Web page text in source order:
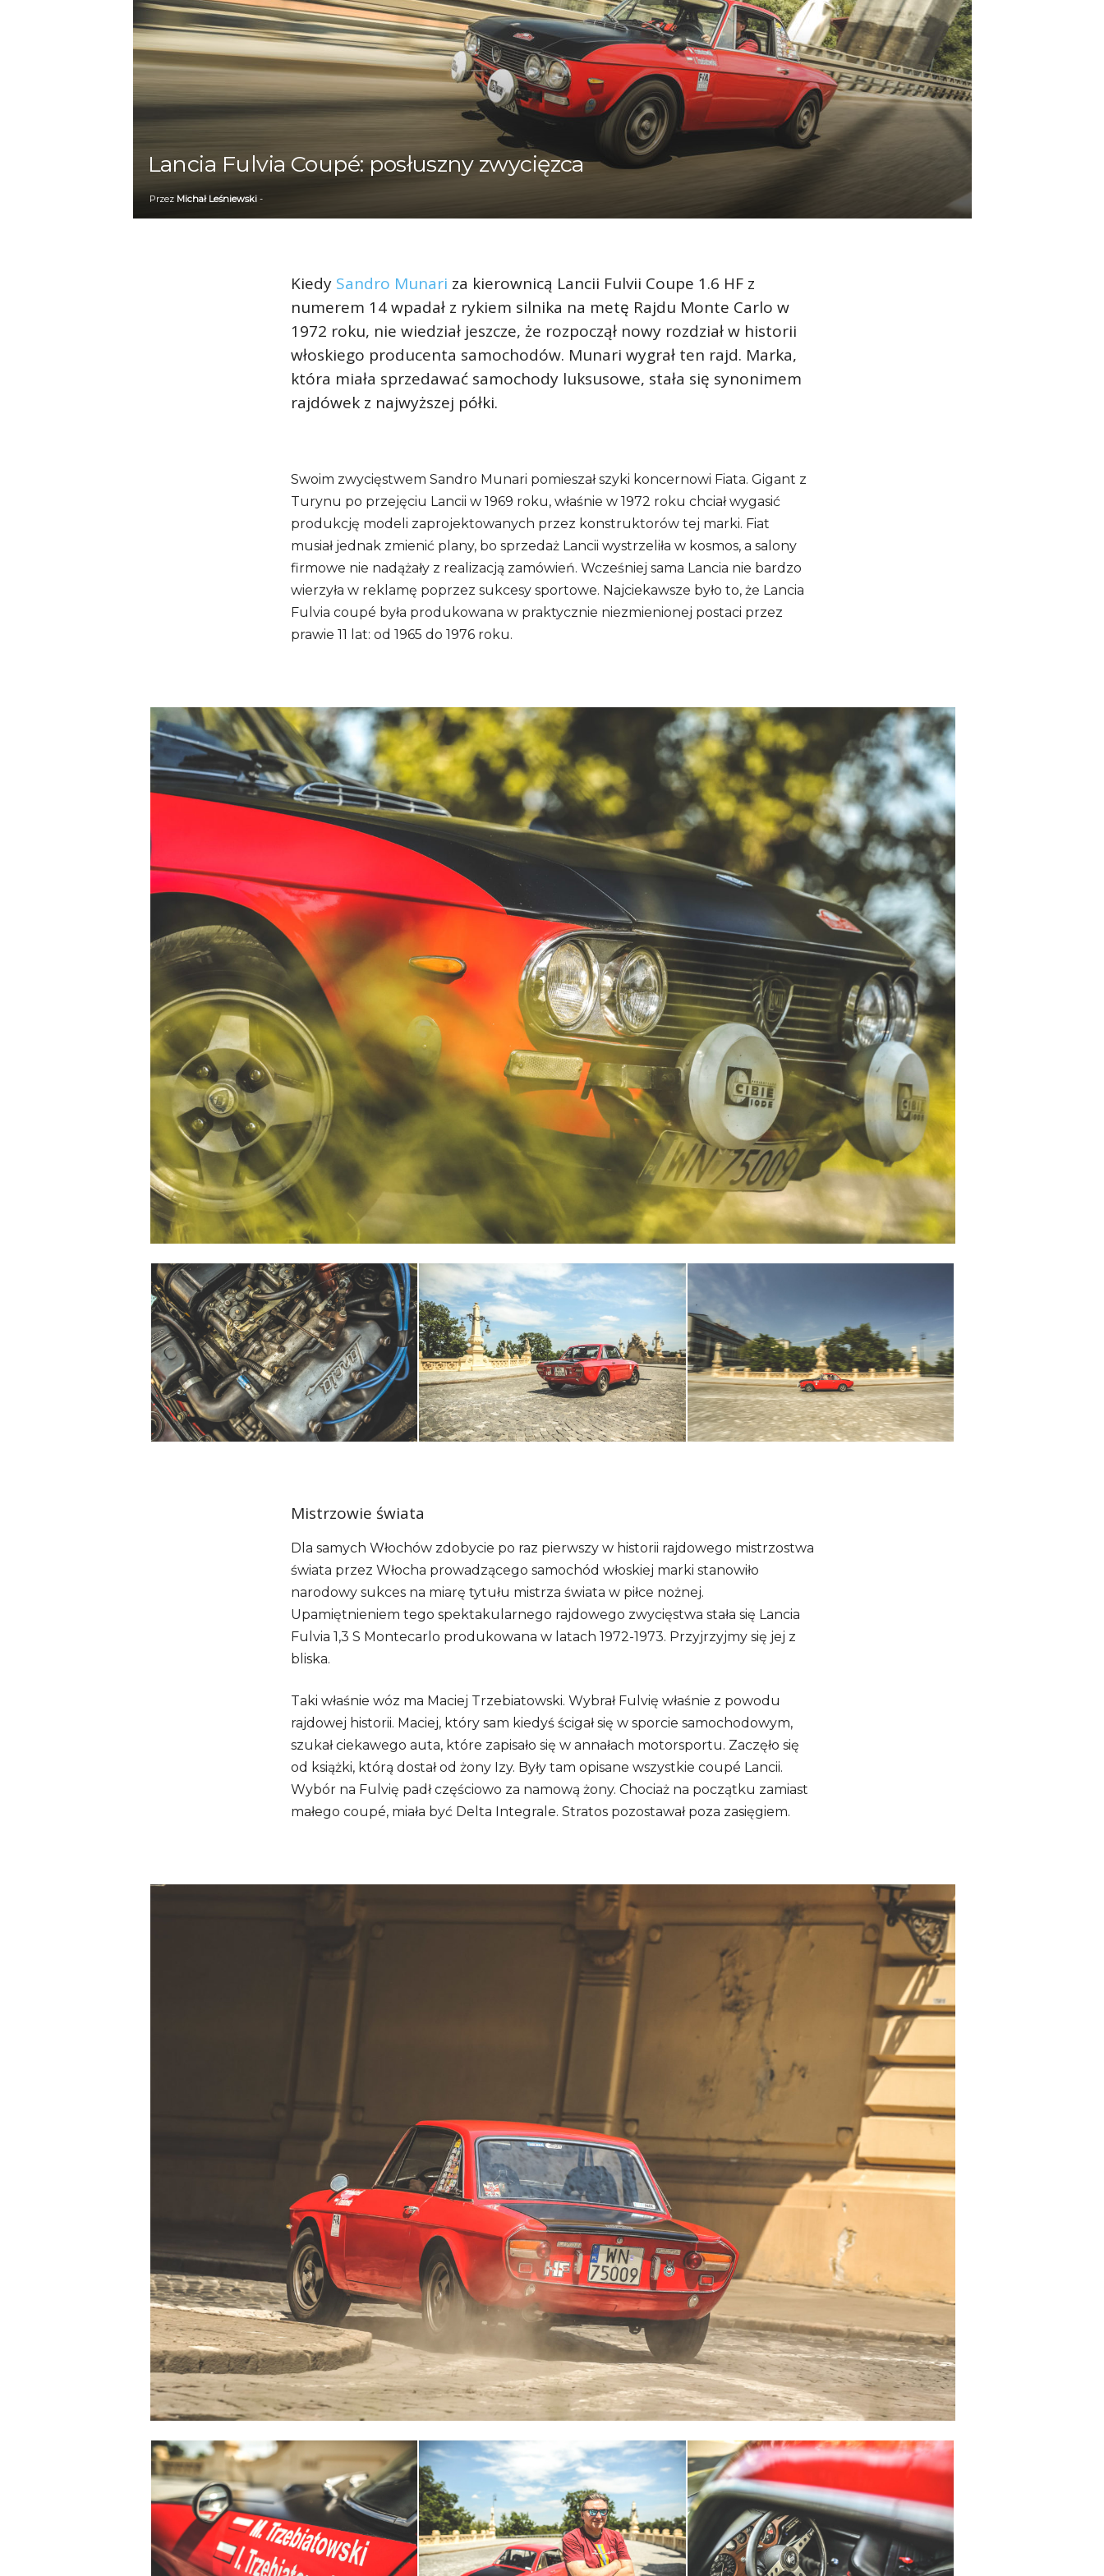
Lancia Fulvia Coupé: posłuszny zwycięzca
Przez Michał Leśniewski-
Kiedy Sandro Munari za kierownicą Lancii Fulvii Coupe 1.6 HF z
numerem 14 wpadał z rykiem silnika na metę Rajdu Monte Carlo w
1972 roku, nie wiedział jeszcze, że rozpoczął nowy rozdział w historii
włoskiego producenta samochodów. Munari wygrał ten rajd. Marka,
która miała sprzedawać samochody luksusowe, stała się synonimem
rajdówek z najwyższej półki.
Swoim zwycięstwem Sandro Munari pomieszał szyki koncernowi Fiata. Gigant z
Turynu po przejęciu Lancii w 1969 roku, właśnie w 1972 roku chciał wygasić
produkcję modeli zaprojektowanych przez konstruktorów tej marki. Fiat
musiał jednak zmienić plany, bo sprzedaż Lancii wystrzeliła w kosmos, a salony
firmowe nie nadążały z realizacją zamówień. Wcześniej sama Lancia nie bardzo
wierzyła w reklamę poprzez sukcesy sportowe. Najciekawsze było to, że Lancia
Fulvia coupé była produkowana w praktycznie niezmienionej postaci przez
prawie 11 lat: od 1965 do 1976 roku.
Mistrzowie świata
Dla samych Włochów zdobycie po raz pierwszy w historii rajdowego mistrzostwa
świata przez Włocha prowadzącego samochód włoskiej marki stanowiło
narodowy sukces na miarę tytułu mistrza świata w piłce nożnej.
Upamiętnieniem tego spektakularnego rajdowego zwycięstwa stała się Lancia
Fulvia 1,3 S Montecarlo produkowana w latach 1972-1973. Przyjrzyjmy się jej z
bliska.
Taki właśnie wóz ma Maciej Trzebiatowski. Wybrał Fulvię właśnie z powodu
rajdowej historii. Maciej, który sam kiedyś ścigał się w sporcie samochodowym,
szukał ciekawego auta, które zapisało się w annałach motorsportu. Zaczęło się
od książki, którą dostał od żony Izy. Były tam opisane wszystkie coupé Lancii.
Wybór na Fulvię padł częściowo za namową żony. Chociaż na początku zamiast
małego coupé, miała być Delta Integrale. Stratos pozostawał poza zasięgiem.